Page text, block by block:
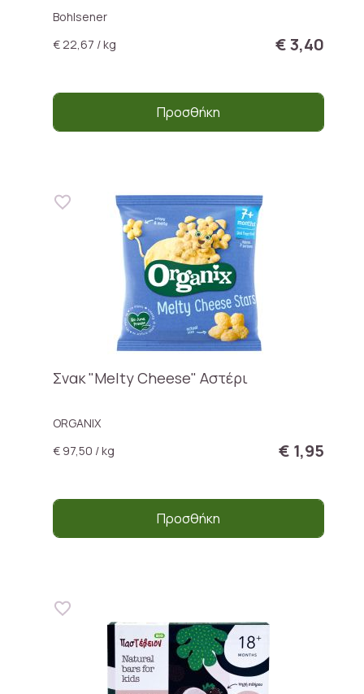
Bohlsener
€ 22,67 / kg
€ 3,40
Προσθήκη
Σνακ "Melty Cheese" Αστέρι
ORGANIX
€ 97,50 / kg
€ 1,95
Προσθήκη